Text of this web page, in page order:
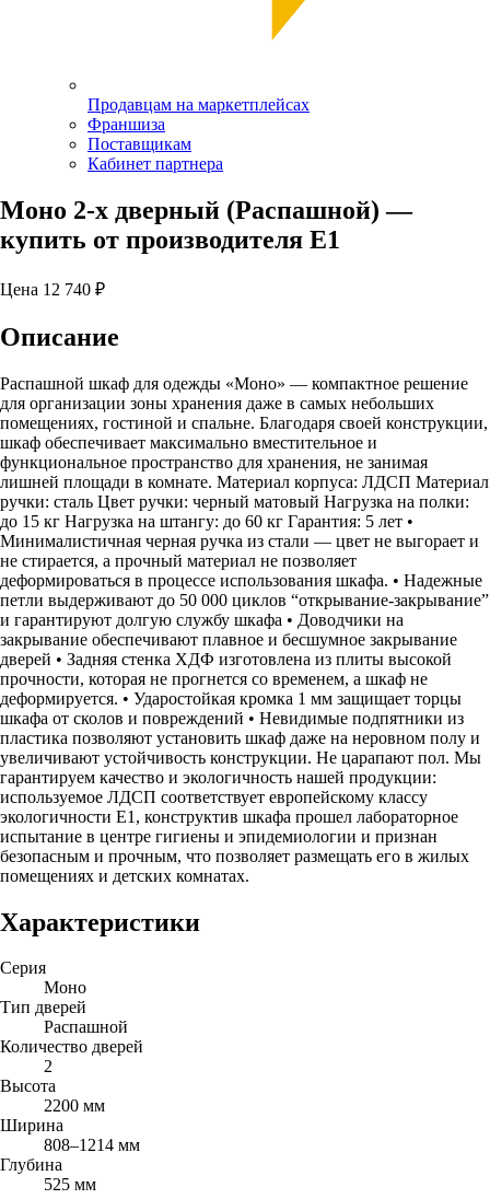
Продавцам на маркетплейсах
Франшиза
Поставщикам
Кабинет партнера
Моно 2-х дверный (Распашной) —
купить от производителя Е1
Цена 12 740 ₽
Описание
Распашной шкаф для одежды «Моно» — компактное решение
для организации зоны хранения даже в самых небольших
помещениях, гостиной и спальне. Благодаря своей конструкции,
шкаф обеспечивает максимально вместительное и
функциональное пространство для хранения, не занимая
лишней площади в комнате. Материал корпуса: ЛДСП Материал
ручки: сталь Цвет ручки: черный матовый Нагрузка на полки:
до 15 кг Нагрузка на штангу: до 60 кг Гарантия: 5 лет •
Минималистичная черная ручка из стали — цвет не выгорает и
не стирается, а прочный материал не позволяет
деформироваться в процессе использования шкафа. • Надежные
петли выдерживают до 50 000 циклов “открывание-закрывание”
и гарантируют долгую службу шкафа • Доводчики на
закрывание обеспечивают плавное и бесшумное закрывание
дверей • Задняя стенка ХДФ изготовлена из плиты высокой
прочности, которая не прогнется со временем, а шкаф не
деформируется. • Ударостойкая кромка 1 мм защищает торцы
шкафа от сколов и повреждений • Невидимые подпятники из
пластика позволяют установить шкаф даже на неровном полу и
увеличивают устойчивость конструкции. Не царапают пол. Мы
гарантируем качество и экологичность нашей продукции:
используемое ЛДСП соответствует европейскому классу
экологичности Е1, конструктив шкафа прошел лабораторное
испытание в центре гигиены и эпидемиологии и признан
безопасным и прочным, что позволяет размещать его в жилых
помещениях и детских комнатах.
Характеристики
Серия
Моно
Тип дверей
Распашной
Количество дверей
2
Высота
2200 мм
Ширина
808–1214 мм
Глубина
525 мм